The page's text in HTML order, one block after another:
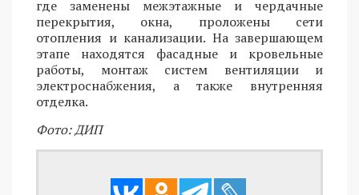
где заменены межэтажные и чердачные
перекрытия, окна, проложены сети
отопления и канализации. На завершающем
этапе находятся фасадные и кровельные
работы, монтаж систем вентиляции и
электроснабжения, а также внутренняя
отделка.
Фото: ДИП